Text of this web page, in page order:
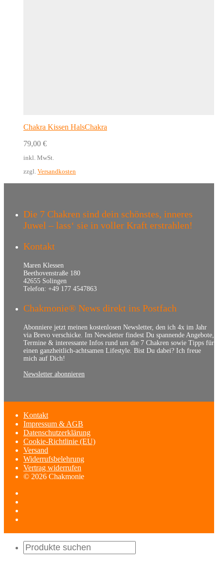
Chakra Kissen HalsChakra
79,00 €
inkl. MwSt.
zzgl. Versandkosten
Die 7 Chakren sind dein schönstes, inneres
Juwel – lass‘ sie in voller Kraft erstrahlen!
Kontakt
Maren Klessen
Beethovenstraße 180
42655 Solingen
Telefon: +49 177 4547863
Chakmonie® News direkt ins Postfach
Abonniere jetzt meinen kostenlosen Newsletter, den ich 4x im Jahr
via Brevo verschicke. Im Newsletter findest Du spannende Angebote,
Termine & interessante Infos rund um die 7 Chakren sowie Tipps für
einen ganzheitlich-achtsamen Lifestyle. Bist Du dabei? Ich freue
mich auf Dich!
Newsletter abonnieren
Kontakt
Impressum & AGB
Datenschutzerklärung
Cookie-Richtlinie (EU)
Versand
Widerrufsbelehrung
Vertrag widerrufen
© 2026 Chakmonie